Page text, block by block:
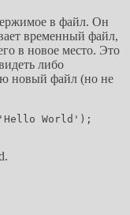
в файл. Он
временный файл,
в новое место. Это
либо
новый файл (но не
World');